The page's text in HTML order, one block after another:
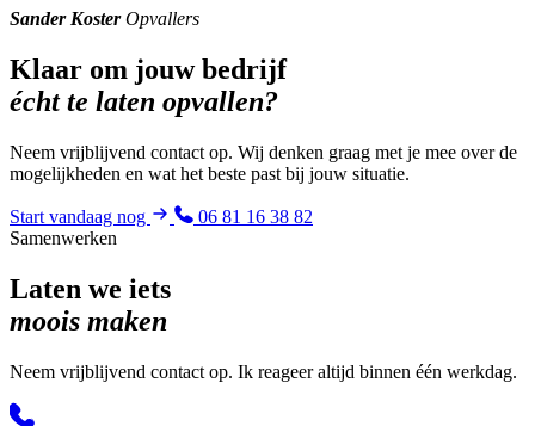
Sander Koster Opvallers
Klaar om jouw bedrijf
écht te laten opvallen?
Neem vrijblijvend contact op. Wij denken graag met je mee over de
mogelijkheden en wat het beste past bij jouw situatie.
Start vandaag nog
06 81 16 38 82
Samenwerken
Laten we iets
moois maken
Neem vrijblijvend contact op. Ik reageer altijd binnen één werkdag.